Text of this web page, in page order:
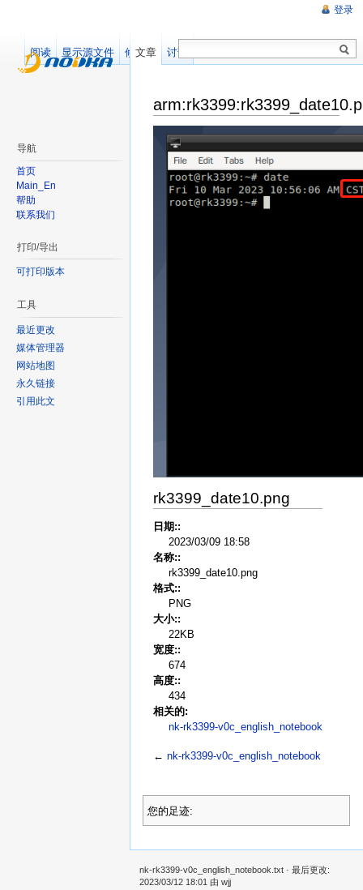
rk3399_date10.png
日期::
2023/03/09 18:58
名称::
rk3399_date10.png
格式::
PNG
大小::
22KB
宽度::
674
高度::
434
相关的:
nk-rk3399-v0c_english_notebook
← nk-rk3399-v0c_english_notebook
您的足迹:
登录
文章 讨论
阅读 显示源文件 修订记录
导航
首页
Main_En
帮助
联系我们
打印/导出
可打印版本
工具
最近更改
媒体管理器
网站地图
永久链接
引用此文
nk-rk3399-v0c_english_notebook.txt · 最后更改:
2023/03/12 18:01 由 wjj